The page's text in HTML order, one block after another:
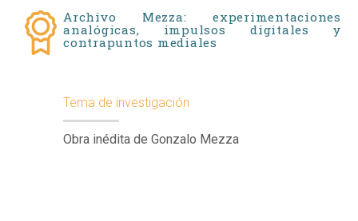
Archivo Mezza: experimentaciones
analógicas, impulsos digitales y
contrapuntos mediales
Tema de investigación
Obra inédita de Gonzalo Mezza